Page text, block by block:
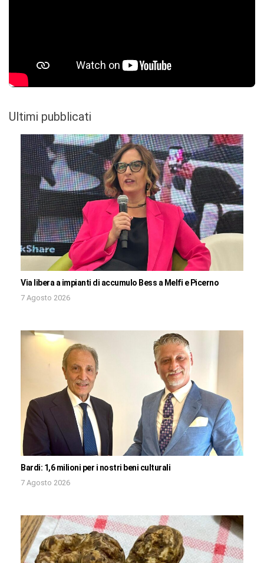
Ultimi pubblicati
Via libera a impianti di accumulo Bess a Melfi e Picerno
7 Agosto 2026
Bardi: 1,6 milioni per i nostri beni culturali
7 Agosto 2026